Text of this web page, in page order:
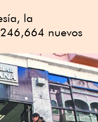
la
nuevos